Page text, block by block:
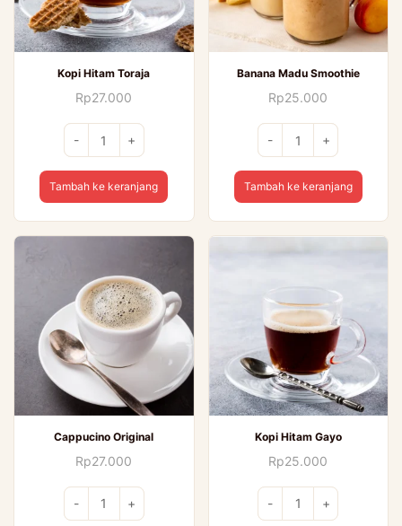
Kopi Hitam Toraja
Rp27.000
-
Kuantitas
Kopi
Hitam
+
Tambah ke keranjang
Banana Madu Smoothie
Rp25.000
-
Kuantitas
Banana
Madu
+
Tambah ke keranjang
Cappucino Original
Rp27.000
-
Kuantitas
Cappucino
+
Kopi Hitam Gayo
Rp25.000
-
Kuantitas
Kopi
+